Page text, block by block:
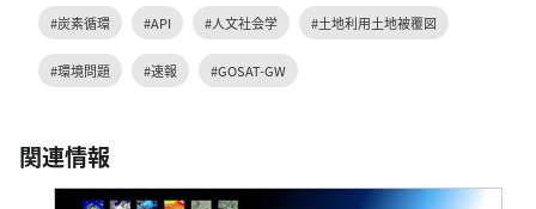
#炭素循環 #API #人文社会学 #土地利用土地被覆図
#環境問題 #速報 #GOSAT-GW
関連情報